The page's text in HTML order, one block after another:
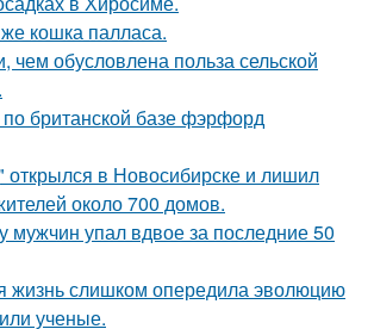
кошка палласа.
чем обусловлена польза сельской
британской базе фэрфорд
открылся в Новосибирске и лишил
около 700 домов.
мужчин упал вдвое за последние 50
жизнь слишком опередила эволюцию
ученые.